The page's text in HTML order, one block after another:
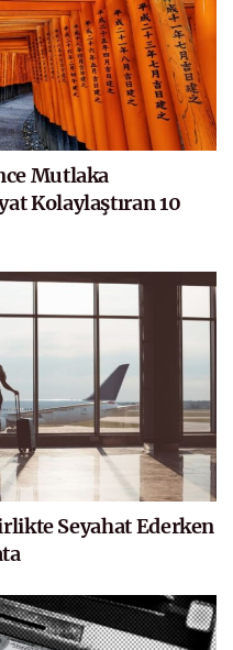
Mutlaka
Kolaylaştıran 10
Seyahat Ederken